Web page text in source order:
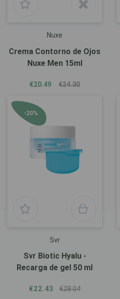
Nuxe
Crema Contorno de Ojos
Nuxe Men 15ml
€20.49 €24.30
-20%
Svr
Svr Biotic Hyalu -
Recarga de gel 50 ml
€22.43 €28.04